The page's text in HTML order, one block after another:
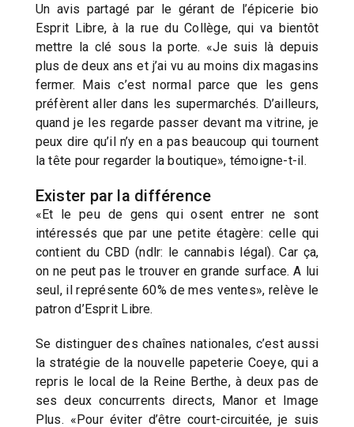
Un avis partagé par le gérant de l’épicerie bio
Esprit Libre, à la rue du Collège, qui va bientôt
mettre la clé sous la porte. «Je suis là depuis
plus de deux ans et j’ai vu au moins dix magasins
fermer. Mais c’est normal parce que les gens
préfèrent aller dans les supermarchés. D’ailleurs,
quand je les regarde passer devant ma vitrine, je
peux dire qu’il n’y en a pas beaucoup qui tournent
la tête pour regarder la boutique», témoigne-t-il.
Exister par la différence
«Et le peu de gens qui osent entrer ne sont
intéressés que par une petite étagère: celle qui
contient du CBD (ndlr: le cannabis légal). Car ça,
on ne peut pas le trouver en grande surface. A lui
seul, il représente 60% de mes ventes», relève le
patron d’Esprit Libre.
Se distinguer des chaînes nationales, c’est aussi
la stratégie de la nouvelle papeterie Coeye, qui a
repris le local de la Reine Berthe, à deux pas de
ses deux concurrents directs, Manor et Image
Plus. «Pour éviter d’être court-circuitée, je suis